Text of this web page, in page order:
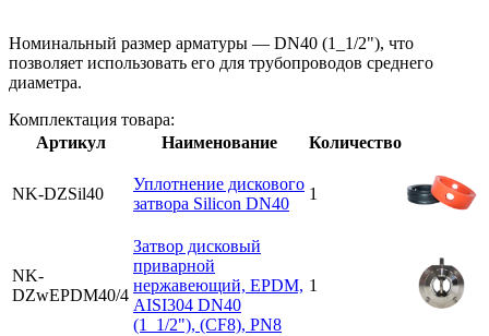
Номинальный размер арматуры — DN40 (1_1/2"), что
позволяет использовать его для трубопроводов среднего
диаметра.
Комплектация товара:
Артикул
Наименование Количество
NK-DZSil40
Уплотнение дискового
затвора Silicon DN40
1
NK-
DZwEPDM40/4
Затвор дисковый
приварной
нержавеющий, EPDM,
AISI304 DN40
(1_1/2"), (CF8), PN8
1